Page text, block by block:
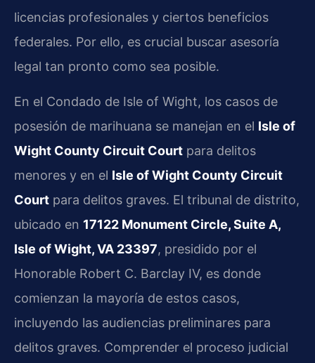
licencias profesionales y ciertos beneficios
federales. Por ello, es crucial buscar asesoría
legal tan pronto como sea posible.
En el Condado de Isle of Wight, los casos de
posesión de marihuana se manejan en el Isle of
Wight County Circuit Court para delitos
menores y en el Isle of Wight County Circuit
Court para delitos graves. El tribunal de distrito,
ubicado en 17122 Monument Circle, Suite A,
Isle of Wight, VA 23397, presidido por el
Honorable Robert C. Barclay IV, es donde
comienzan la mayoría de estos casos,
incluyendo las audiencias preliminares para
delitos graves. Comprender el proceso judicial